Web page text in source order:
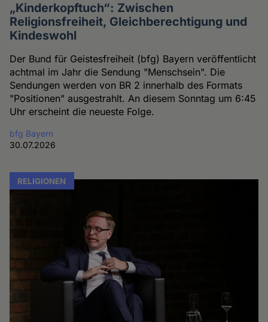
„Kinderkopftuch“: Zwischen
Religionsfreiheit, Gleichberechtigung und
Kindeswohl
Der Bund für Geistesfreiheit (bfg) Bayern veröffentlicht
achtmal im Jahr die Sendung "Menschsein". Die
Sendungen werden von BR 2 innerhalb des Formats
"Positionen" ausgestrahlt. An diesem Sonntag um 6:45
Uhr erscheint die neueste Folge.
bfg Bayern
30.07.2026
RELIGIONEN